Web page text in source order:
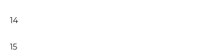
14
15